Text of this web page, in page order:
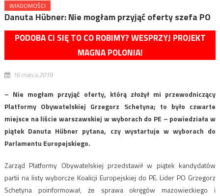
WIADOMOŚCI
Danuta Hübner: Nie mogłam przyjąć oferty szefa PO
PODOBA CI SIĘ TO CO ROBIMY? WESPRZYJ PROJEKT
MAGNA POLONIA!
16 marca 2019
– Nie mogłam przyjąć oferty, którą złożył mi przewodniczący
Platformy Obywatelskiej Grzegorz Schetyna; to było czwarte
miejsce na liście warszawskiej w wyborach do PE – powiedziała w
piątek Danuta Hübner pytana, czy wystartuje w wyborach do
Parlamentu Europejskiego.
Zarząd Platformy Obywatelskiej przedstawił w piątek kandydatów
partii na listy wyborcze Koalicji Europejskiej do PE. Lider PO Grzegorz
Schetyna poinformował, że sprawa okręgów mazowieckiego i